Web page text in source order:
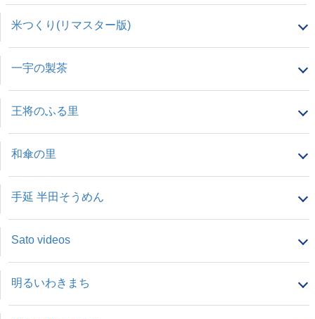
米つくり(リマスター版)
一宇の製茶
王将のふる里
和傘の里
手延 半田そうめん
Sato videos
明るいわきまち